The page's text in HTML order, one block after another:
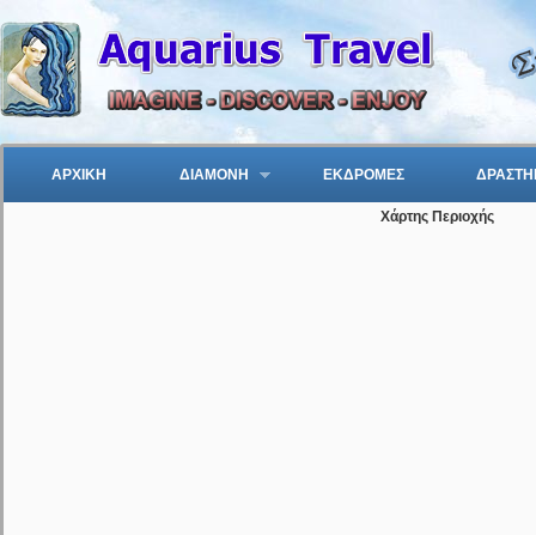
ΑΡΧΙΚΗ ΔΙΑΜΟΝΗ ΕΚΔΡΟΜΕΣ
Χάρτης Περιοχής